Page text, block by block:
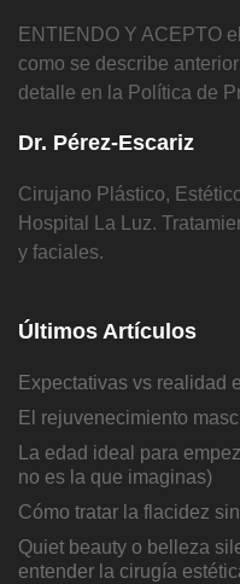
ENTIENDO Y ACEPTO
como se describe
detalle en la Política de
Dr. Pérez-Escariz
Cirujano Plástico,
Hospital La Luz.
y faciales.
Últimos Artículos
Expectativas vs realidad
El rejuvenecimiento
La edad ideal para
no es la que imaginas)
Cómo tratar la flacidez
Quiet beauty o belleza
entender la cirugía